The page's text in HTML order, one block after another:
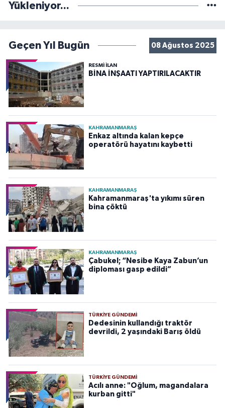
Yükleniyor...
Geçen Yıl Bugün 08 Ağustos 2025
RESMİ İLAN
BİNA İNŞAATI YAPTIRILACAKTIR
KAHRAMANMARAŞ
Enkaz altında kalan kepçe
operatörü hayatını kaybetti
KAHRAMANMARAŞ
Kahramanmaraş'ta yıkımı süren
bina çöktü
KAHRAMANMARAŞ
Çabukel; “Nesibe Kaya Zabun’un
diploması gasp edildi”
TÜRKIYE GÜNDEMI
Dedesinin kullandığı traktör
devrildi, 2 yaşındaki Barış öldü
TÜRKIYE GÜNDEMI
Acılı anne: "Oğlum, magandalara
kurban gitti"